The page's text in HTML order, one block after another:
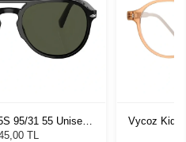
95/31 55 Unisex
Gözlüğü
TL
Vycoz Kids